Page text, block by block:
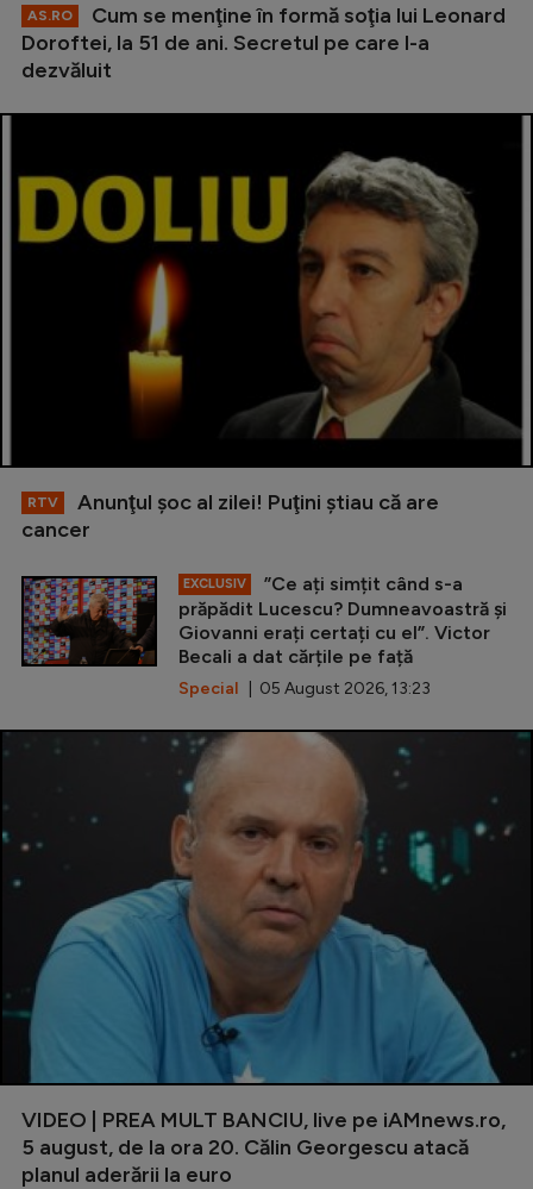
AS.RO
Cum se menţine în formă soţia lui Leonard
Doroftei, la 51 de ani. Secretul pe care l-a
dezvăluit
RTV
Anunţul şoc al zilei! Puţini ştiau că are
cancer
EXCLUSIV
”Ce ați simțit când s-a
prăpădit Lucescu? Dumneavoastră și
Giovanni erați certați cu el”. Victor
Becali a dat cărțile pe față
Special | 05 August 2026, 13:23
VIDEO | PREA MULT BANCIU, live pe iAMnews.ro,
5 august, de la ora 20. Călin Georgescu atacă
planul aderării la euro